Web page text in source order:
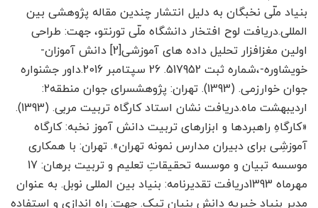
بنیاد ملّی نخبگان به دلیل انتشار چندین مقاله پژوهشی بین
المللی.دریافت لوح افتخار دانشگاه ملّی تورنتو، جهت: طراحی
اولین مغزافزار تحلیل داده های آموزشی[2] دانش آموزان-
خویشاوره-،شماره ثبت 517952. 26 سپتامبر 2016.داور جشنواره
جوان خوارزمی. (1393). تهران: پژوهشسرای جوان منطقه۲:
اردیبهشت ماه.دریافت نشان استاد کارگاه تربیت مربی. (1393).
«کارگاهِ راهبردها و ابزارهای تربیت دانش آموز نخبه: کارگاه
آموزشِی برای دبیران مدارس نمونه تهران». تهران: با همکاری
موسسه تبیان و موسسه تحقیقاتِ تعلیم و تربیت برهان: 17
مهرماه 1393دریافت تقدیرنامه: بنیاد بین المللی نوبل. به عنوان
مدیر بنیاد خیریه دانش بنیان تیک. جهت: راه اندازی و استفاده